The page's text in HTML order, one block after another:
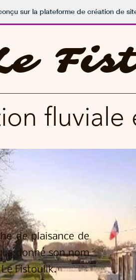
sur la plateforme de création de
de plaisance de
a donné son nom
Fistoulik.